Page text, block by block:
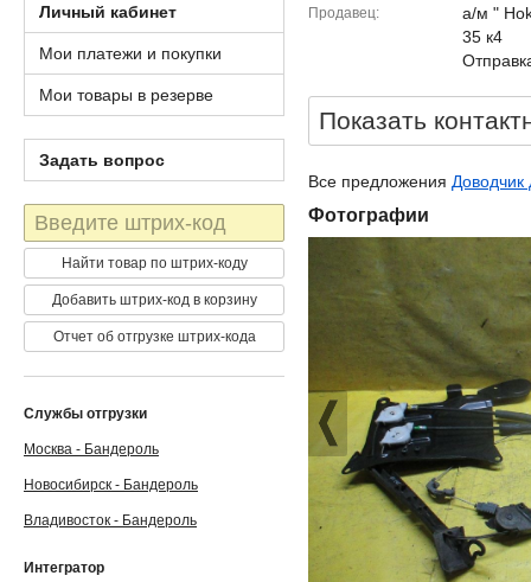
Продавец
а/м "
35 к4
Показать
Все предложения Доводчик
Фотографии
Личный кабинет
Мои платежи и покупки
Мои товары в резерве
Задать вопрос
Штрих-
код
Найти товар по штрих-коду
Добавить штрих-код в корзину
Отчет об отгрузке штрих-кода
Службы отгрузки
Москва - Бандероль
Новосибирск - Бандероль
Владивосток - Бандероль
Интегратор